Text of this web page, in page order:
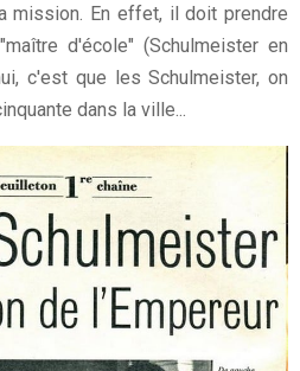
mission. En effet, il doit prendre
d'école" (Schulmeister en
c'est que les Schulmeister, on
dans la ville...